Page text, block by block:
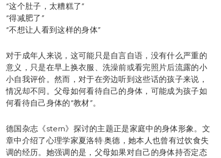
“这个肚子，太糟糕了”
“得减肥了”
“不想让人看到这样的身体”
对于成年人来说，这可能只是自言自语，没有什么严重的
意义，只是在早上换衣服、洗澡前或看完照片后流露的小
小自我评价。然而，对于在旁边听到这些话的孩子来说，
情况却不同。父母如何看待自己的身体，可能成为孩子如
何看待自己身体的“教材”。
德国杂志《stern》探讨的主题正是家庭中的身体形象。文
章中介绍了心理学家夏洛特·奥德，她本人也曾有过饮食失
调的经历。她强调的是，父母如果对自己的身体持否定态